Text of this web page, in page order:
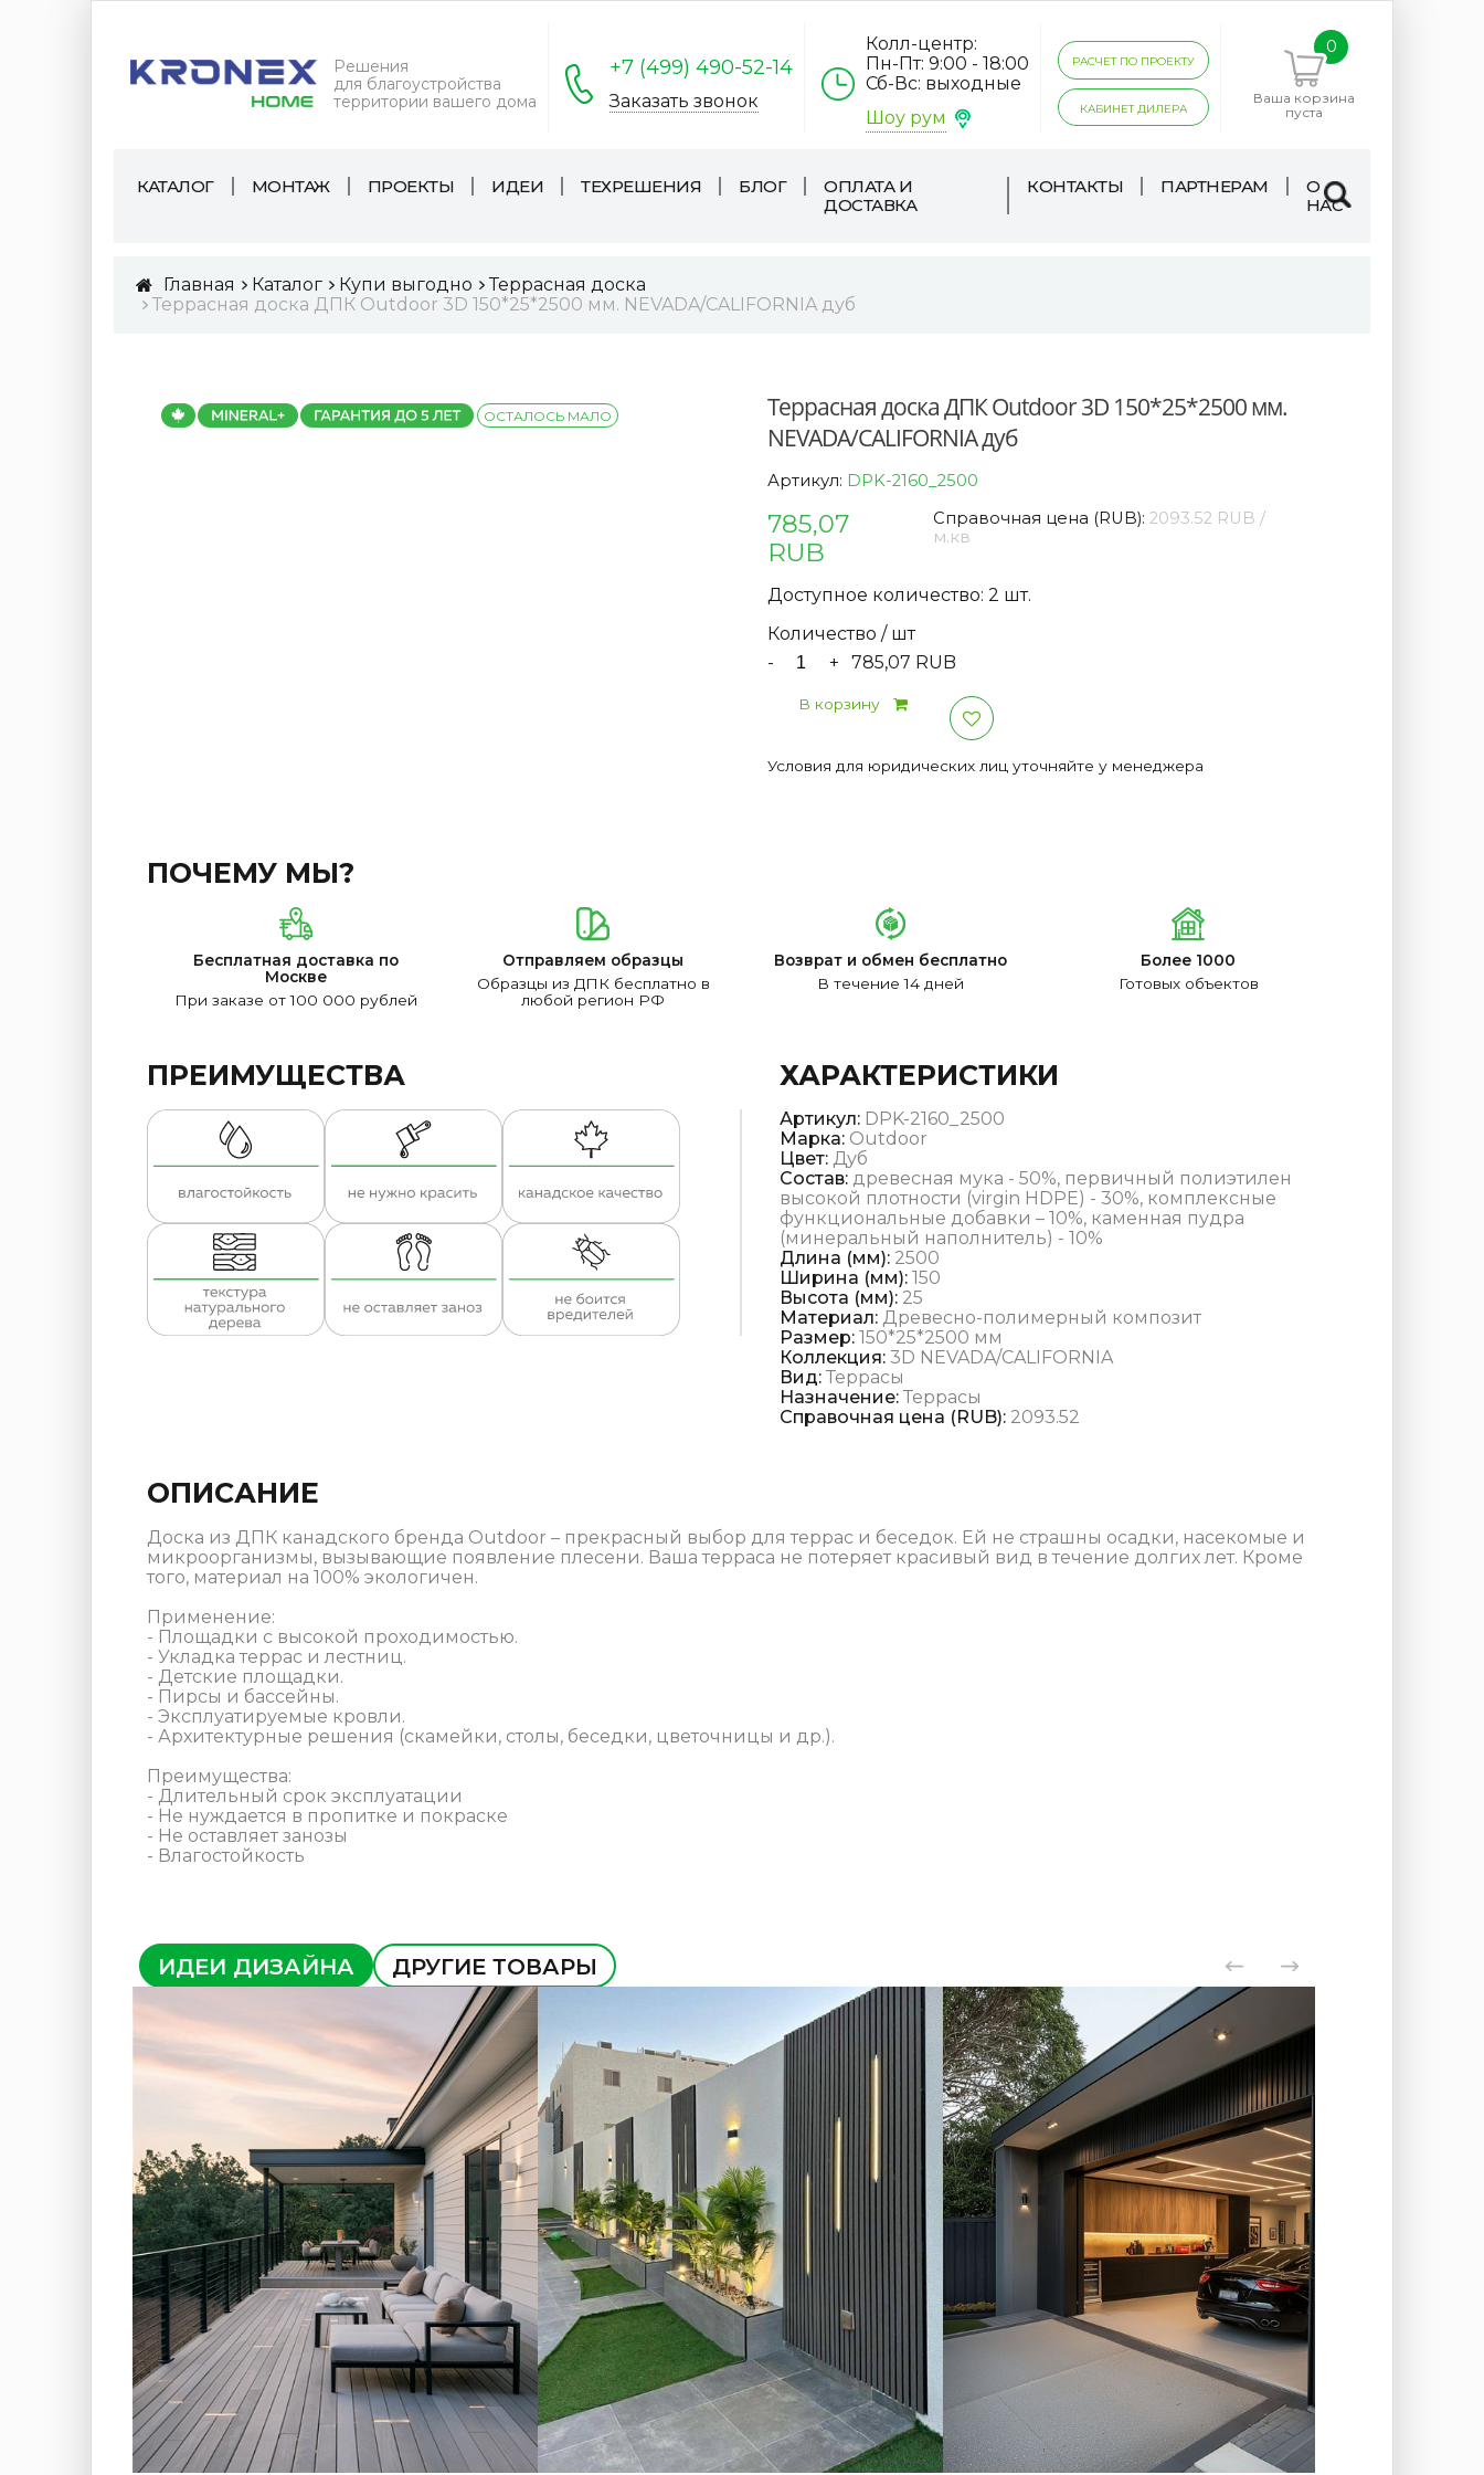
Решения
для благоустройства
территории вашего дома
+7 (499) 490-52-14
Заказать звонок
Колл-центр:
Пн-Пт: 9:00 - 18:00
Сб-Вс: выходные
Шоу рум
РАСЧЕТ ПО ПРОЕКТУ
КАБИНЕТ ДИЛЕРА
0
Ваша корзина
пуста
КАТАЛОГ МОНТАЖ ПРОЕКТЫ ИДЕИ ТЕХРЕШЕНИЯ БЛОГ
ОПЛАТА И
ДОСТАВКА
КОНТАКТЫ ПАРТНЕРАМ
О
НАС
Главная Каталог Купи выгодно
Террасная доска
Террасная доска ДПК Outdoor 3D 150*25*2500 мм. NEVADA/CALIFORNIA дуб
ОСТАЛОСЬ МАЛО
Террасная доска ДПК Outdoor 3D 150*25*2500 мм.
NEVADA/CALIFORNIA дуб
Артикул: DPK-2160_2500
785,07
RUB
Справочная цена (RUB):2093.52 RUB /
м.кв
Доступное количество: 2 шт.
Количество / шт
-
+ 785,07 RUB
В корзину
Условия для юридических лиц уточняйте у менеджера
ПОЧЕМУ МЫ?
Бесплатная доставка по
Москве
При заказе от 100 000 рублей
Отправляем образцы
Образцы из ДПК бесплатно в
любой регион РФ
Возврат и обмен бесплатно
В течение 14 дней
Более 1000
Готовых объектов
ПРЕИМУЩЕСТВА ХАРАКТЕРИСТИКИ
Артикул: DPK-2160_2500
Марка: Outdoor
Цвет: Дуб
Состав: древесная мука - 50%, первичный полиэтилен
высокой плотности (virgin HDPE) - 30%, комплексные
функциональные добавки – 10%, каменная пудра
(минеральный наполнитель) - 10%
Длина (мм): 2500
Ширина (мм): 150
Высота (мм): 25
Материал: Древесно-полимерный композит
Размер: 150*25*2500 мм
Коллекция: 3D NEVADA/CALIFORNIA
Вид: Террасы
Назначение: Террасы
Справочная цена (RUB): 2093.52
ОПИСАНИЕ
Доска из ДПК канадского бренда Outdoor – прекрасный выбор для террас и беседок. Ей не страшны осадки, насекомые и
микроорганизмы, вызывающие появление плесени. Ваша терраса не потеряет красивый вид в течение долгих лет. Кроме
того, материал на 100% экологичен.
Применение:
- Площадки с высокой проходимостью.
- Укладка террас и лестниц.
- Детские площадки.
- Пирсы и бассейны.
- Эксплуатируемые кровли.
- Архитектурные решения (скамейки, столы, беседки, цветочницы и др.).
Преимущества:
- Длительный срок эксплуатации
- Не нуждается в пропитке и покраске
- Не оставляет занозы
- Влагостойкость
ИДЕИ ДИЗАЙНА ДРУГИЕ ТОВАРЫ